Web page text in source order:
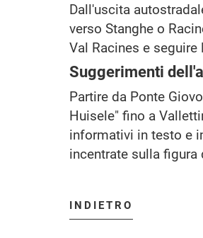
Dall'uscita
verso Stanghe o
Val Racines e
Suggerimenti
Partire da Ponte
Huisele" fino a
informativi in testo e
incentrate sulla
INDIETRO